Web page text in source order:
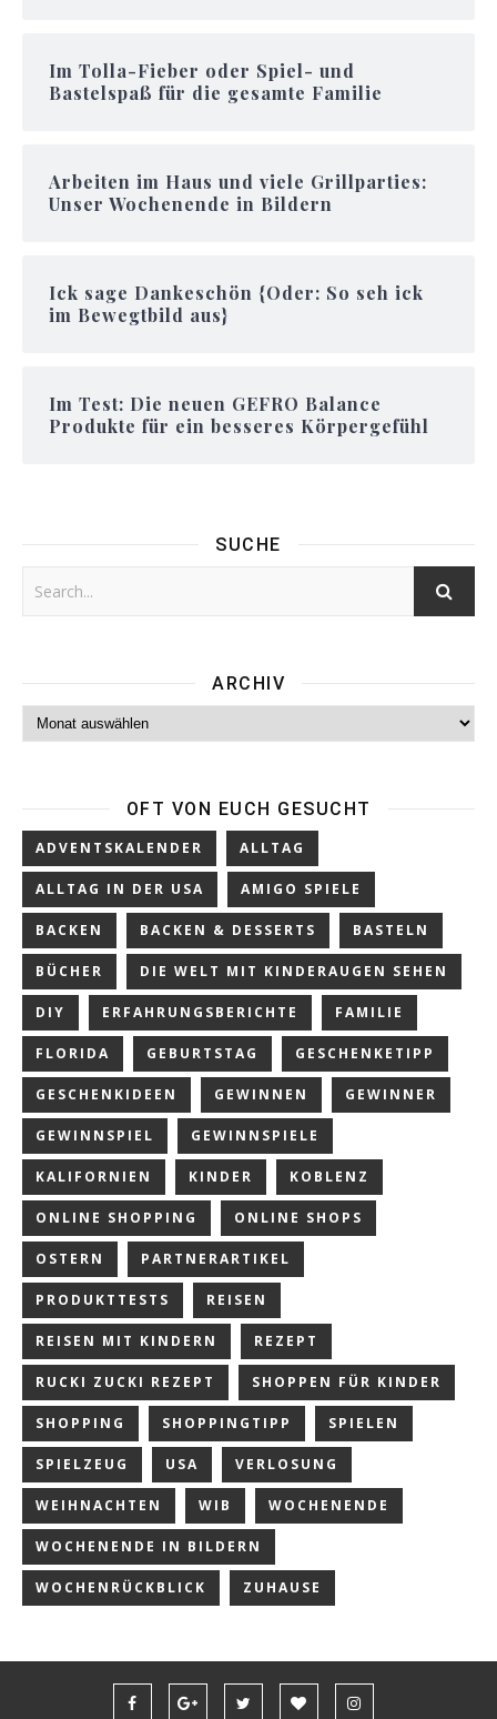
Im Tolla-Fieber oder Spiel- und
Bastelspaß für die gesamte Familie
Arbeiten im Haus und viele Grillparties:
Unser Wochenende in Bildern
Ick sage Dankeschön {Oder: So seh ick
im Bewegtbild aus}
Im Test: Die neuen GEFRO Balance
Produkte für ein besseres Körpergefühl
SUCHE
ARCHIV
Archiv
OFT VON EUCH GESUCHT
ADVENTSKALENDER ALLTAG
ALLTAG IN DER USA AMIGO SPIELE
BACKEN BACKEN & DESSERTS BASTELN
BÜCHER DIE WELT MIT KINDERAUGEN SEHEN
DIY ERFAHRUNGSBERICHTE FAMILIE
FLORIDA GEBURTSTAG GESCHENKETIPP
GESCHENKIDEEN GEWINNEN GEWINNER
GEWINNSPIEL GEWINNSPIELE
KALIFORNIEN KINDER KOBLENZ
ONLINE SHOPPING ONLINE SHOPS
OSTERN PARTNERARTIKEL
PRODUKTTESTS REISEN
REISEN MIT KINDERN REZEPT
RUCKI ZUCKI REZEPT SHOPPEN FÜR KINDER
SHOPPING SHOPPINGTIPP SPIELEN
SPIELZEUG USA VERLOSUNG
WEIHNACHTEN WIB WOCHENENDE
WOCHENENDE IN BILDERN
WOCHENRÜCKBLICK ZUHAUSE